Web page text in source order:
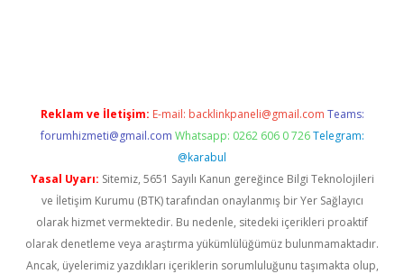
Reklam ve İletişim: E-mail: backlinkpaneli@gmail.com Teams:
forumhizmeti@gmail.com Whatsapp: 0262 606 0 726 Telegram:
@karabul
Yasal Uyarı: Sitemiz, 5651 Sayılı Kanun gereğince Bilgi Teknolojileri
ve İletişim Kurumu (BTK) tarafından onaylanmış bir Yer Sağlayıcı
olarak hizmet vermektedir. Bu nedenle, sitedeki içerikleri proaktif
olarak denetleme veya araştırma yükümlülüğümüz bulunmamaktadır.
Ancak, üyelerimiz yazdıkları içeriklerin sorumluluğunu taşımakta olup,